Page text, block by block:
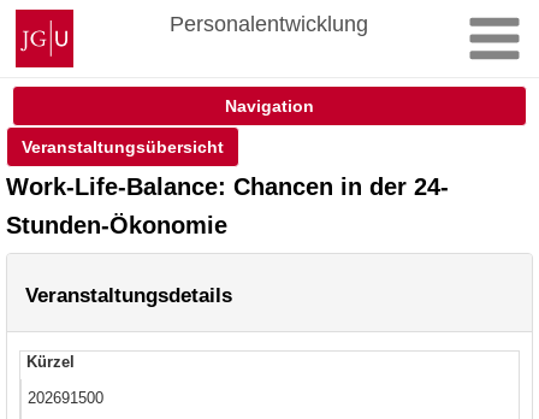
Zum
Inhalt
springen
Johannes
Gutenberg-
Universität
Personalentwicklung
Navigation
Veranstaltungsübersicht
Work-Life-Balance: Chancen in der 24-
Stunden-Ökonomie
Veranstaltungsdetails
Kürzel
202691500